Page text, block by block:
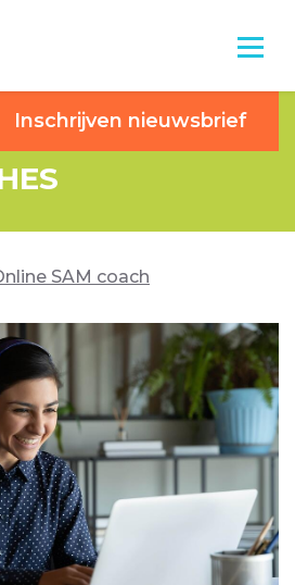
Inschrijven nieuwsbrief
SAM coach